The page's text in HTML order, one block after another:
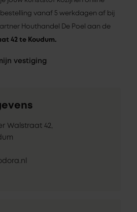
vanaf 5 werkdagen af bij
Houthandel De Poel aan de
42 te Koudum.
vestiging
Walstraat 42,